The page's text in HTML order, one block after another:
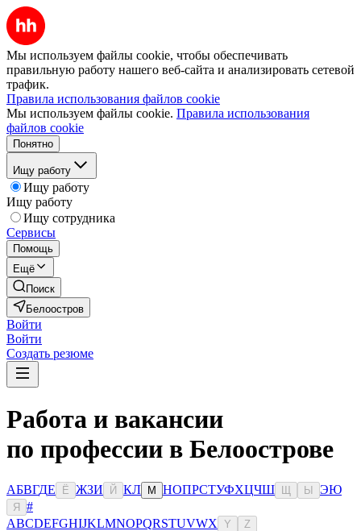
Мы используем файлы cookie, чтобы обеспечивать
правильную работу нашего веб-сайта и анализировать сетевой
трафик.
Правила использования файлов cookie
Мы используем файлы cookie. Правила использования
файлов cookie
Понятно
Ищу работу
Ищу работу
Ищу работу
Ищу сотрудника
Сервисы
Помощь
Ещё
Поиск
Белоостров
Войти
Войти
Создать резюме
Работа и вакансии
по профессии в Белоострове
АБВГДЕ Ё ЖЗИ Й КЛ М НОПРСТУФХЦЧШ Ы ЭЮ
Я
#
ABCDEFGHIJKLMNOPQRSTUVWX Y Z